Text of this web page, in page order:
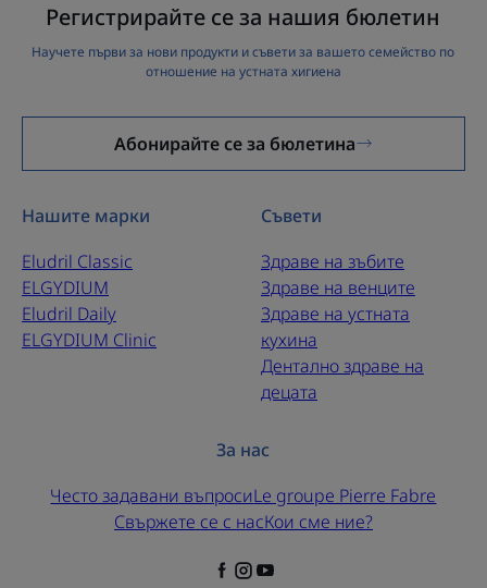
подходящи за всички зъби.
ВАЖНО: за прецизно, щадящо и технично
почистване.
завъртането на главата на четката на 90°.
размер междузъбни пространства и разпознаваеми
по различните си цветове, събрани в плътен и
дискретен калъф.
Регистрирайте се за нашия бюлетин
Научете първи за нови продукти и съвети за вашето семейство по
отношение на устната хигиена
Абонирайте се за бюлетина
Нашите марки
Eludril Classic
ELGYDIUM
Eludril Daily
ELGYDIUM Clinic
Съвети
Здраве на зъбите
Здраве на венците
Здраве на устната
кухина
Дентално здраве на
децата
За нас
Често задавани въпросиLe groupe Pierre Fabre
Свържете се с насКои сме ние?